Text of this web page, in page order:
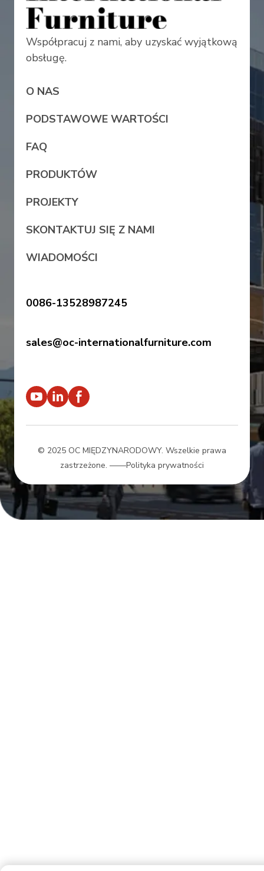
Współpracuj z nami, aby uzyskać wyjątkową
obsługę.
O NAS
PODSTAWOWE WARTOŚCI
FAQ
PRODUKTÓW
PROJEKTY
SKONTAKTUJ SIĘ Z NAMI
WIADOMOŚCI
0086-13528987245
sales@oc-internationalfurniture.com
© 2025 OC MIĘDZYNARODOWY. Wszelkie prawa
zastrzeżone. ——Polityka prywatności